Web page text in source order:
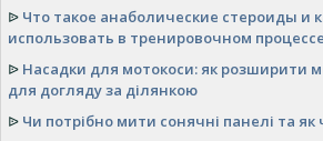
ᐉ Что такое анаболические стероиды и
использовать в тренировочном процессе
ᐉ Насадки для мотокоси: як розширити
для догляду за ділянкою
ᐉ Чи потрібно мити сонячні панелі та